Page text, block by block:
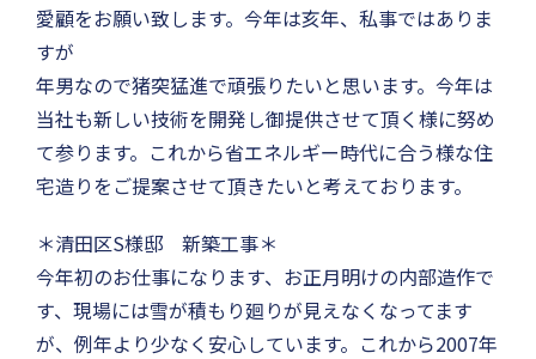
愛顧をお願い致します。今年は亥年、私事ではありま
すが
年男なので猪突猛進で頑張りたいと思います。今年は
当社も新しい技術を開発し御提供させて頂く様に努め
て参ります。これから省エネルギー時代に合う様な住
宅造りをご提案させて頂きたいと考えております。
＊清田区S様邸 新築工事＊
今年初のお仕事になります、お正月明けの内部造作で
す、現場には雪が積もり廻りが見えなくなってます
が、例年より少なく安心しています。これから2007年